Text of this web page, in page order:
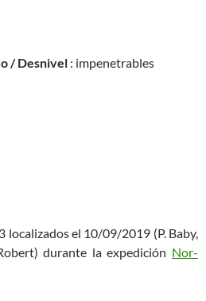
/ Desnivel : impenetrables
localizados el 10/09/2019 (P. Baby,
durante la expedición Nor-